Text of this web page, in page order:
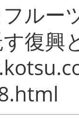
ルー
復興